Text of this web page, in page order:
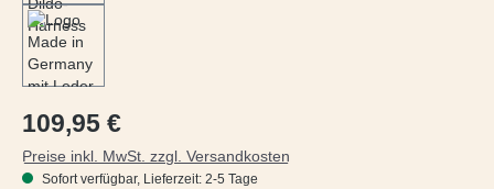
Regulärer Preis:
109,95 €
Preise inkl. MwSt. zzgl. Versandkosten
Sofort verfügbar, Lieferzeit: 2-5 Tage